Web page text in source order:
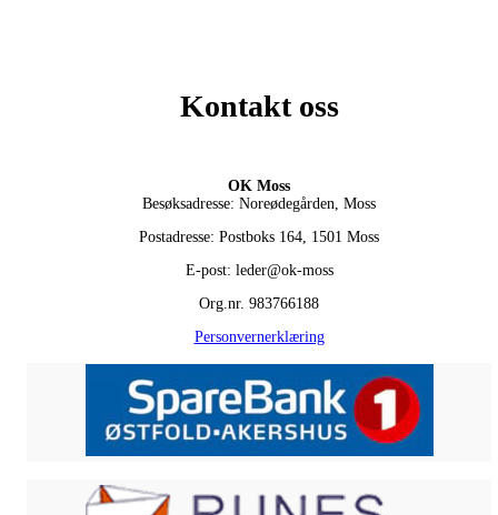
Kontakt oss
OK Moss
Besøksadresse: Noreødegården, Moss
Postadresse: Postboks 164, 1501 Moss
E-post: leder@ok-moss
Org.nr. 983766188
Personvernerklæring